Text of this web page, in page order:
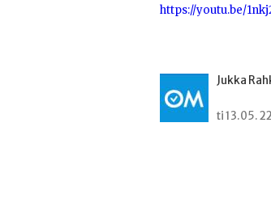
https://youtu.be/
Jukka
ti 13.05.